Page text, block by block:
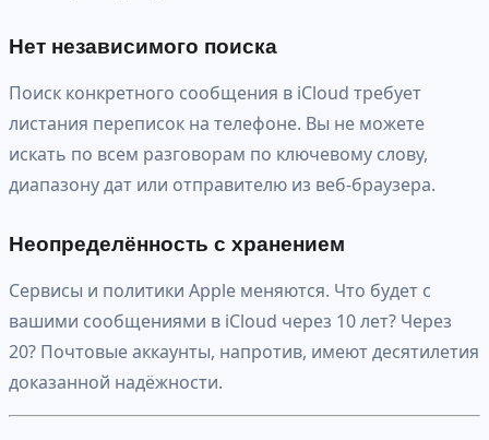
Нет независимого поиска
Поиск конкретного сообщения в iCloud требует
листания переписок на телефоне. Вы не можете
искать по всем разговорам по ключевому слову,
диапазону дат или отправителю из веб-браузера.
Неопределённость с хранением
Сервисы и политики Apple меняются. Что будет с
вашими сообщениями в iCloud через 10 лет? Через
20? Почтовые аккаунты, напротив, имеют десятилетия
доказанной надёжности.